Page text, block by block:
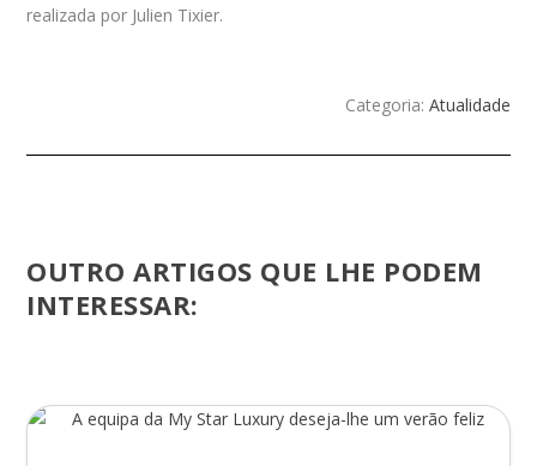
realizada por Julien Tixier.
Categoria: Atualidade
OUTRO ARTIGOS QUE LHE PODEM
INTERESSAR: